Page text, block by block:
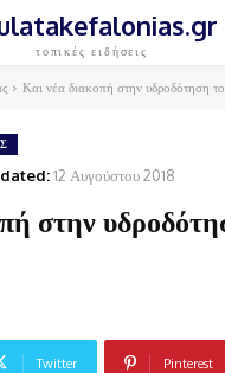
τοπικές ειδήσεις
Και νέα διακοπή στην υδροδότηση
12 Αυγούστου 2018
στην
Twitter Pinterest